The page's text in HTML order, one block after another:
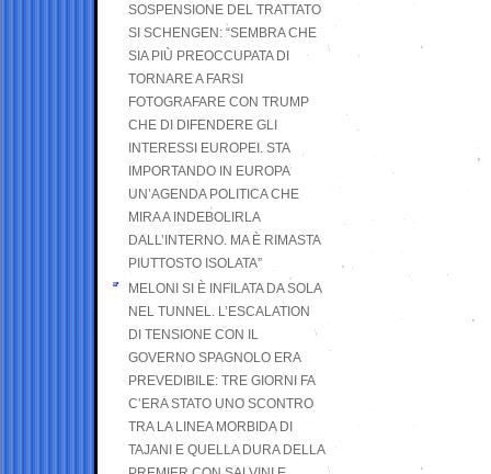
SOSPENSIONE DEL TRATTATO
SI SCHENGEN: “SEMBRA CHE
SIA PIÙ PREOCCUPATA DI
TORNARE A FARSI
FOTOGRAFARE CON TRUMP
CHE DI DIFENDERE GLI
INTERESSI EUROPEI. STA
IMPORTANDO IN EUROPA
UN’AGENDA POLITICA CHE
MIRA A INDEBOLIRLA
DALL’INTERNO. MA È RIMASTA
PIUTTOSTO ISOLATA”
MELONI SI È INFILATA DA SOLA
NEL TUNNEL. L’ESCALATION
DI TENSIONE CON IL
GOVERNO SPAGNOLO ERA
PREVEDIBILE: TRE GIORNI FA
C’ERA STATO UNO SCONTRO
TRA LA LINEA MORBIDA DI
TAJANI E QUELLA DURA DELLA